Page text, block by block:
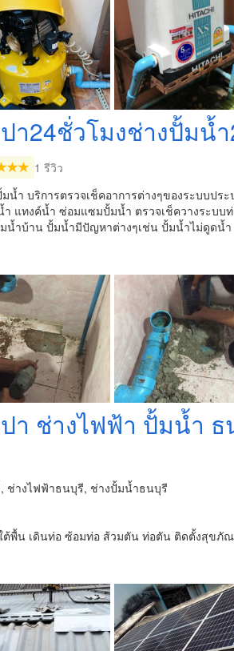
า24ชั่วโมงช่างปั้มน้
1 รีวิว
น้ำ บริการตรวจเช็คอาการต่างๆของระบบปร
แทงค์น้ำ ซ่อมแซมปั้มน้ำ ตรวจเช็ควางระบ
น้ำบ้าน ปั้มน้ำมีปัญหาต่างๆเช่น ปั้มน้ำไม่ดูดน้
า ช่างไฟฟ้า ปั้มน้ำ ธ
ช่างไฟฟ้าธนบุรี, ช่างปั้มน้ำธนบุรี
ต้พื้น เดินท่อ ซ้อมท่อ ส้วมตัน ท่อตัน ติดตั้งสุขภั